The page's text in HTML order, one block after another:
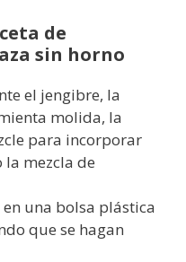
de
sin horno
el jengibre, la
molida, la
para incorporar
mezcla de
una bolsa plástica
que se hagan